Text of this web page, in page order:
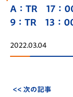
A：TR 17：
9：TR 13：
2022.03.04
<< 次の記事